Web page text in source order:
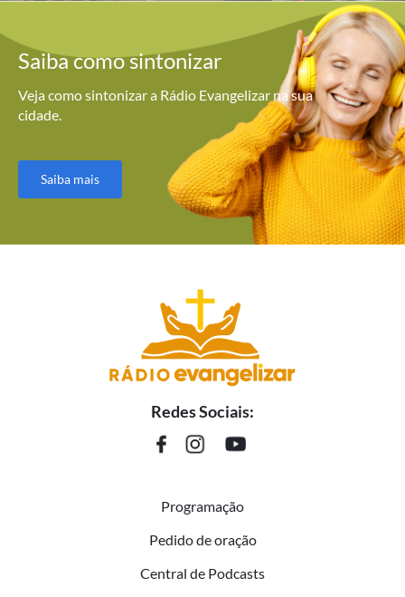
Saiba comosintonizar
Veja como sintonizar a Rádio Evangelizar na sua
cidade.
Saiba mais
Redes Sociais:
Programação
Pedido de oração
Central de Podcasts